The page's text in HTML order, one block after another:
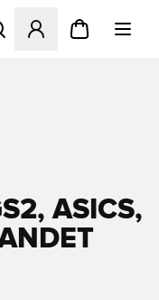
en Modal til at
ASICS,